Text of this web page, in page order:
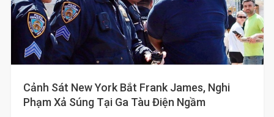
Cảnh Sát New York Bắt Frank James, Nghi
Phạm Xả Súng Tại Ga Tàu Điện Ngầm